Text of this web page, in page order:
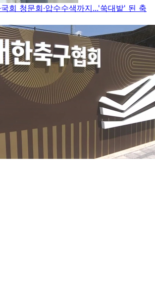
회 청문회·압수수색까지...'쑥대밭' 된 축